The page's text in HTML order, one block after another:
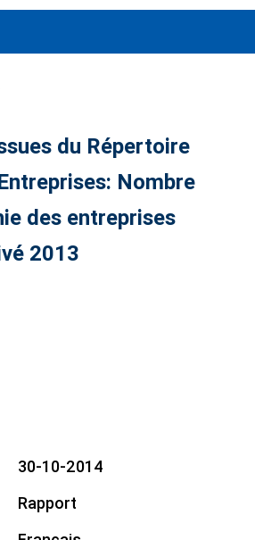
du Répertoire
Nombre
des entreprises
2013
30-10-2014
Rapport